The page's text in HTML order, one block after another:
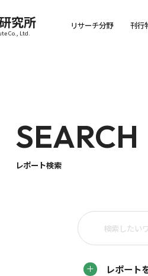
究所
Co., Ltd.
リサーチ分野 刊行
SEARCH
レポート検索
レポート